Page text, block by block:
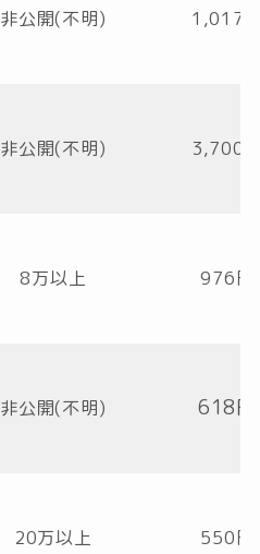
非公開(不明) 1,017
非公開(不明) 3,700
8万以上 976円
非公開(不明) 618円
20万以上 550円